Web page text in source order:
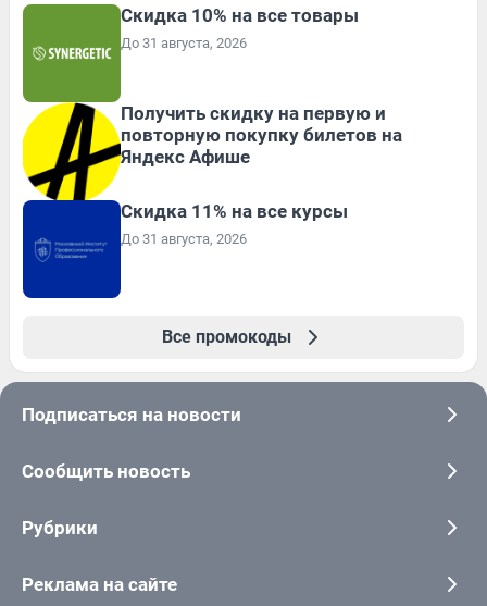
Скидка 10% на все товары
До 31 августа, 2026
Получить скидку на первую и
повторную покупку билетов на
Яндекс Афише
Скидка 11% на все курсы
До 31 августа, 2026
Все промокоды
Подписаться на новости
Сообщить новость
Рубрики
Реклама на сайте